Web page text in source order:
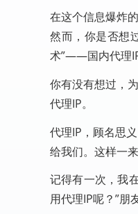
在这个信息爆炸
然而，你是否想
术”——国内代理IP
你有没有想过，
代理IP。
代理IP，顾名思
给我们。这样一
记得有一次，我
用代理IP呢？”朋